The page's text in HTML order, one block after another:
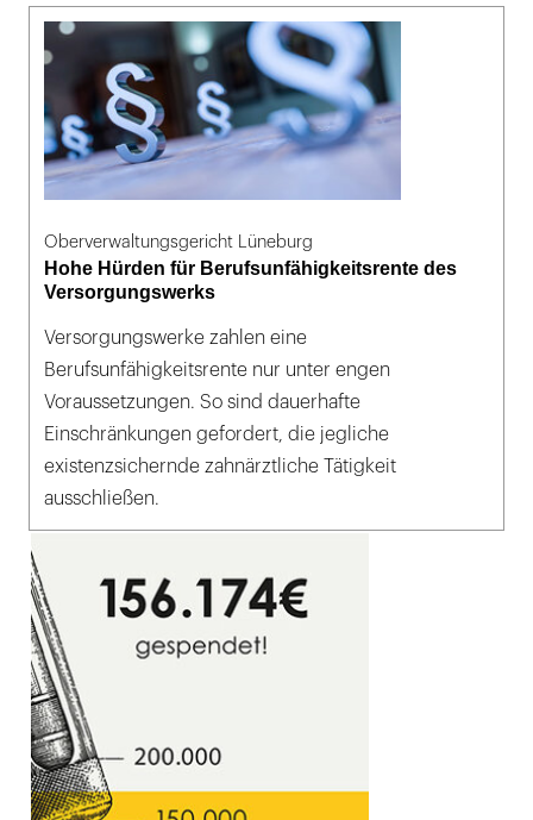
Oberverwaltungsgericht Lüneburg
Hohe Hürden für Berufsunfähigkeitsrente des
Versorgungswerks
Versorgungswerke zahlen eine
Berufsunfähigkeitsrente nur unter engen
Voraussetzungen. So sind dauerhafte
Einschränkungen gefordert, die jegliche
existenzsichernde zahnärztliche Tätigkeit
ausschließen.